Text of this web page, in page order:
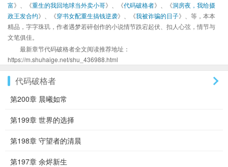
富》、《重生的我回地球当外卖小哥》、《代码破格者》、《洞房夜，我给摄
政王发合约》、《穿书女配重生搞钱逆袭》、《我被诈骗的日子》、等，本本
精品，字字珠玑，作者遇梦若碎创作的小说情节跌宕起伏、扣人心弦，情节与
文笔俱佳。
最新章节代码破格者全文阅读推荐地址：
https://m.shuhaige.net/shu_436988.html
代码破格者
第200章 晨曦如常
第199章 世界的选择
第198章 守望者的清晨
第197章 余烬新生